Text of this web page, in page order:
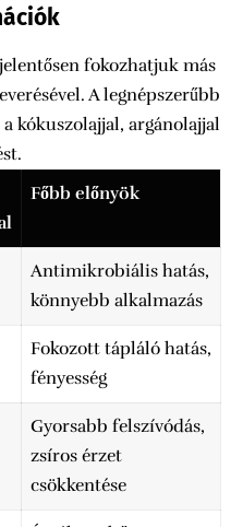
fokozhatjuk más
A legnépszerűbb
kókuszolajjal, argánolajjal
Főbb előnyök
Antimikrobiális hatás,
könnyebb alkalmazás
Fokozott tápláló hatás,
fényesség
Gyorsabb felszívódás,
zsíros érzet
csökkentése